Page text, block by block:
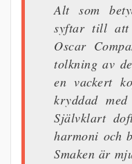
Alt som
syftar till att
Oscar
tolkning av
en vackert
kryddad
Självklart
harmoni och
Smaken är